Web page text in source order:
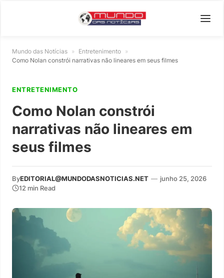
Mundo das Notícias » Entretenimento »
Como Nolan constrói narrativas não lineares em seus filmes
ENTRETENIMENTO
Como Nolan constrói
narrativas não lineares em
seus filmes
ByEDITORIAL@MUNDODASNOTICIAS.NET — junho 25, 2026
12 min Read